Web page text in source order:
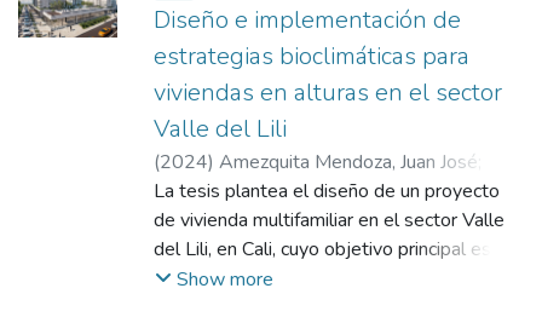
Diseño e implementación de
estrategias bioclimáticas para
viviendas en alturas en el sector
Valle del Lili
(2024) Amezquita Mendoza, Juan José
Villegas Corey, María Claudia
La tesis plantea el diseño de un proyecto
de vivienda multifamiliar en el sector Valle
del Lili, en Cali, cuyo objetivo principal es
responder a la problemática de
Show more